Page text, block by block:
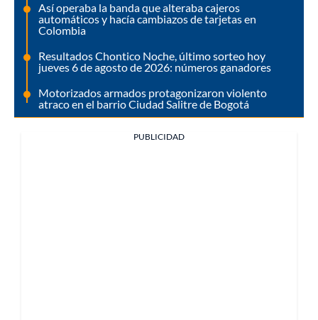
Así operaba la banda que alteraba cajeros
automáticos y hacía cambiazos de tarjetas en
Colombia
Resultados Chontico Noche, último sorteo hoy
jueves 6 de agosto de 2026: números ganadores
Motorizados armados protagonizaron violento
atraco en el barrio Ciudad Salitre de Bogotá
PUBLICIDAD